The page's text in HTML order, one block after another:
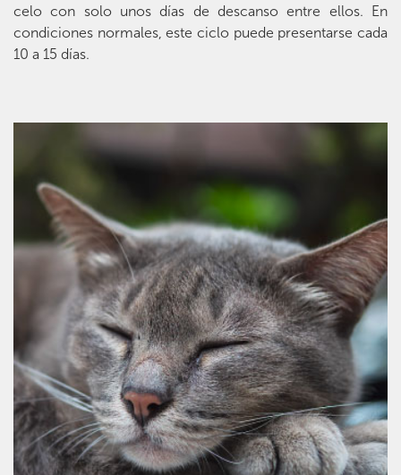
celo con solo unos días de descanso entre ellos. En
condiciones normales, este ciclo puede presentarse cada
10 a 15 días.